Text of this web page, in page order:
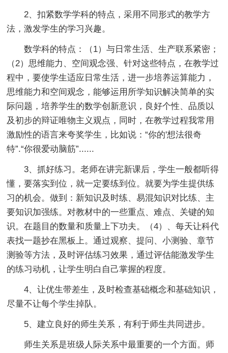
2、扣紧数学学科的特点，采用不同形式的教学方
法，激发学生的学习兴趣。
数学科的特点：（1）与日常生活、生产联系紧密；
（2）思维能力、空间观念强、针对这些特点，在教学过
程中，要使学生适应日常生活，进一步培养运算能力，
思维能力和空间观念，能够运用所学知识解决简单的实
际问题，培养学生的数学创新意识，良好个性、品质以
及初步的辩证唯物主义观点，同时，在教学过程我常用
激励性的语言来夸奖学生，比如说：“你的'想法很奇
特”.“你很爱动脑筋”......
3、抓好练习。老师在讲完新课后，学生一般都听得
懂，要落实到位，就一定要练到位。就要为学生提供练
习的机会。做到：新知识及时练、易混知识对比练、主
要知识加强练。对教材中的一些重点、难点、关键的知
识。在题目的数量和质量上下功夫。（4）、每天让科代
表找一题抄在黑板上。通过观察、提问、小测验、章节
测验等方法，及时评估练习效果，通过评估能激发学生
的练习动机，让学生明白自己掌握的程度。
4、让优生带差生，及时检查基础概念和基础知识，
尽量不让每个学生掉队。
5、建立良好的师生关系，有利于师生共同进步。
师生关系是班级人际关系中最重要的一个方面。师